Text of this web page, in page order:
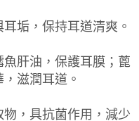
垢，保持耳道清爽。
肝油，保護耳膜；蓖
滋潤耳道。
，具抗菌作用，減少